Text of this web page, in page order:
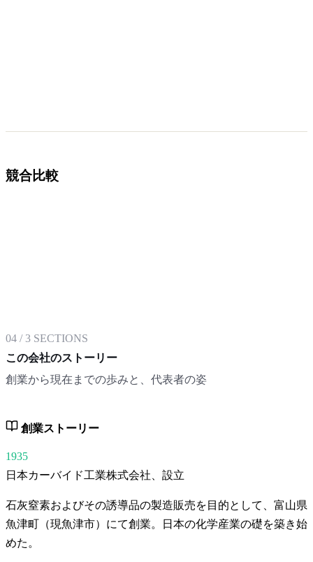
競合比較
04 /3 SECTIONS
この会社のストーリー
創業から現在までの歩みと、代表者の姿
創業ストーリー
1935
日本カーバイド工業株式会社、設立
石灰窒素およびその誘導品の製造販売を目的として、富山県
魚津町（現魚津市）にて創業。日本の化学産業の礎を築き始
めた。